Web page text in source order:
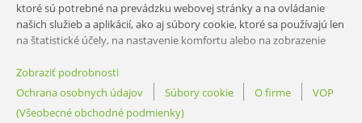
OBSAH
ktoré sú potrebné na prevádzku webovej stránky a na ovládanie
našich služieb a aplikácií, ako aj súbory cookie, ktoré sa používajú len
na štatistické účely, na nastavenie komfortu alebo na zobrazenie
povoliť, a prispôsobiť si nastavenia používania údajov. Svoje
preferencie tohto rozhodnutia môžete kedykoľvek zmeniť.
Zobraziť podrobnosti
Ochrana osobnych údajov
Súbory cookie O firme
VOP
(Všeobecné obchodné podmienky)